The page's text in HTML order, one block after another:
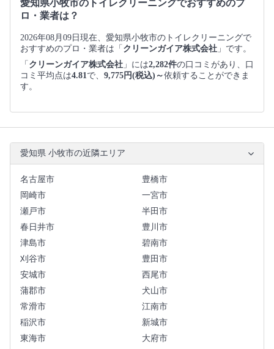
愛知県小牧市のトイレクリーニングでおすすめのプ
ロ・業者は？
2026年08月09日現在、愛知県小牧市のトイレクリーニングで
おすすめのプロ・業者は「 クリーンガイア株式会社 」です。
「 クリーンガイア株式会社 」には2,282件の口コミがあり、口
コミ平均点は4.81で、 9,775円(税込)～依頼することができま
す。
愛知県 小牧市の近隣エリア
名古屋市
豊橋市
岡崎市
一宮市
瀬戸市
半田市
春日井市
豊川市
津島市
碧南市
刈谷市
豊田市
安城市
西尾市
蒲郡市
犬山市
常滑市
江南市
稲沢市
新城市
東海市
大府市